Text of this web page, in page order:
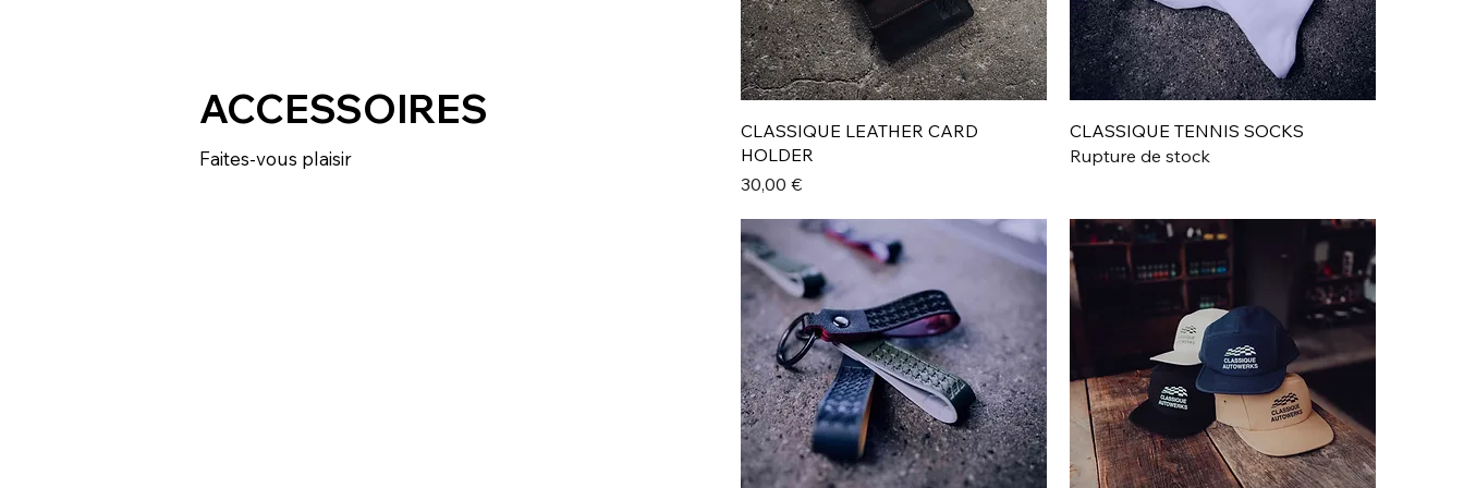
ACCESSOIRES
Faites-vous plaisir
Aperçu rapide
CLASSIQUE LEATHER CARD
HOLDER
Prix
30,00 €
Aperçu rapide
CLASSIQUE TENNIS SOCKS
Rupture de stock